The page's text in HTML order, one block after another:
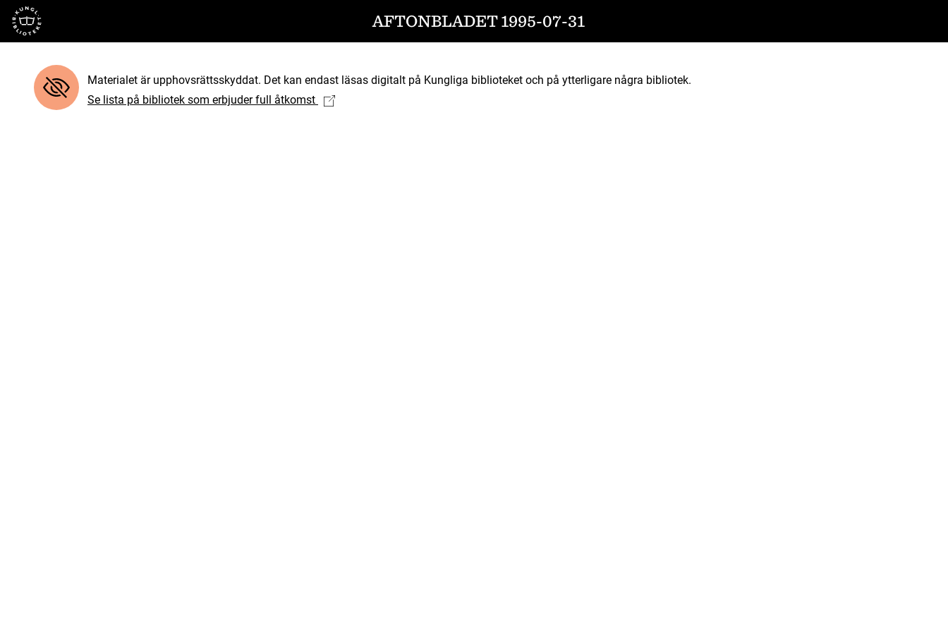
Till startsidan AFTONBLADET 1995-07-31
Materialet är upphovsrättsskyddat. Det kan endast läsas digitalt på Kungliga biblioteket och på ytterligare några bibliotek.
Se lista på bibliotek som erbjuder full åtkomst